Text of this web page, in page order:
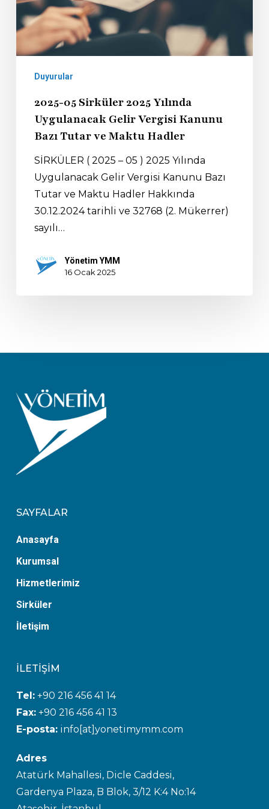
Duyurular
2025-05 Sirküler 2025 Yılında
Uygulanacak Gelir Vergisi Kanunu
Bazı Tutar ve Maktu Hadler
SİRKÜLER ( 2025 – 05 ) 2025 Yılında
Uygulanacak Gelir Vergisi Kanunu Bazı
Tutar ve Maktu Hadler Hakkında
30.12.2024 tarihli ve 32768 (2. Mükerrer)
sayılı…
Yönetim YMM
16 Ocak 2025
SAYFALAR
Anasayfa
Kurumsal
Hizmetlerimiz
Sirküler
İletişim
İLETİŞİM
Tel: +90 216 456 41 14
Fax:+90 216 456 41 13
E-posta:info[at]yonetimymm.com
Adres
Atatürk Mahallesi, Dicle Caddesi,
Gardenya Plaza, B Blok, 3/12 K:4 No:14